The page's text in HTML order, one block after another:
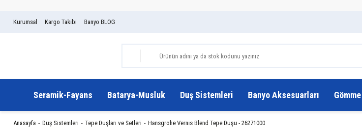
Kurumsal Kargo Takibi Banyo BLOG
Seramik-Fayans Batarya-Musluk Duş Sistemleri Banyo Aksesuarları
Anasayfa Duş Sistemleri Tepe Duşları ve Setleri Hansgrohe Vernıs Blend Tepe Duşu - 26271000